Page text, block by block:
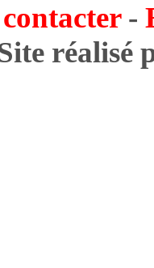
contacter-
réalisé